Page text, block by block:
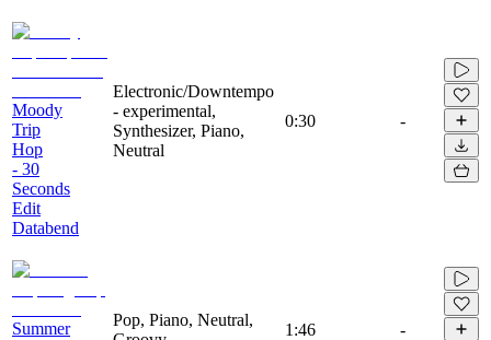
Moody
Trip
Hop
- 30
Seconds
Edit
Databend
Electronic/Downtempo
- experimental,
Synthesizer, Piano,
Neutral
0:30 -
Summer
Pop, Piano, Neutral,
1:46 -